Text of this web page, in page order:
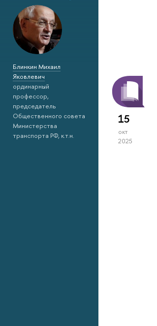
Блинкин Михаил
Яковлевич
ординарный
профессор,
председатель
Общественного совета
Министерства
транспорта РФ, к.т.н.
15
окт
2025